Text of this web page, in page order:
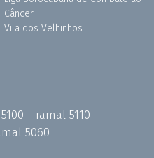
Câncer
Vila dos Velhinhos
- ramal 5110
5060